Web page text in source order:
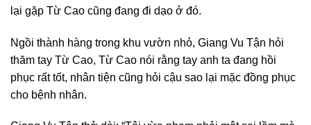
lại gặp Từ Cao cũng đang đi dạo ở đó.
Ngồi thành hàng trong khu vườn nhỏ, Giang Vu Tận hỏi
thăm tay Từ Cao, Từ Cao nói rằng tay anh ta đang hồi
phục rất tốt, nhân tiện cũng hỏi cậu sao lại mặc đồng phục
cho bệnh nhân.